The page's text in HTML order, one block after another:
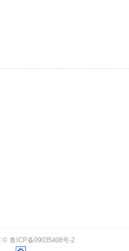
© 鲁ICP备09035408号-2